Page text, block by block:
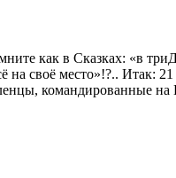
как в Сказках: «в
на своё место»!?.. Итак:
командированные